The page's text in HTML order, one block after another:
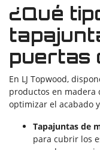
¿Qué
puertas
En LJ Topwood,
productos en madera
optimizar el acabado
Tapajuntas de
para cubrir los